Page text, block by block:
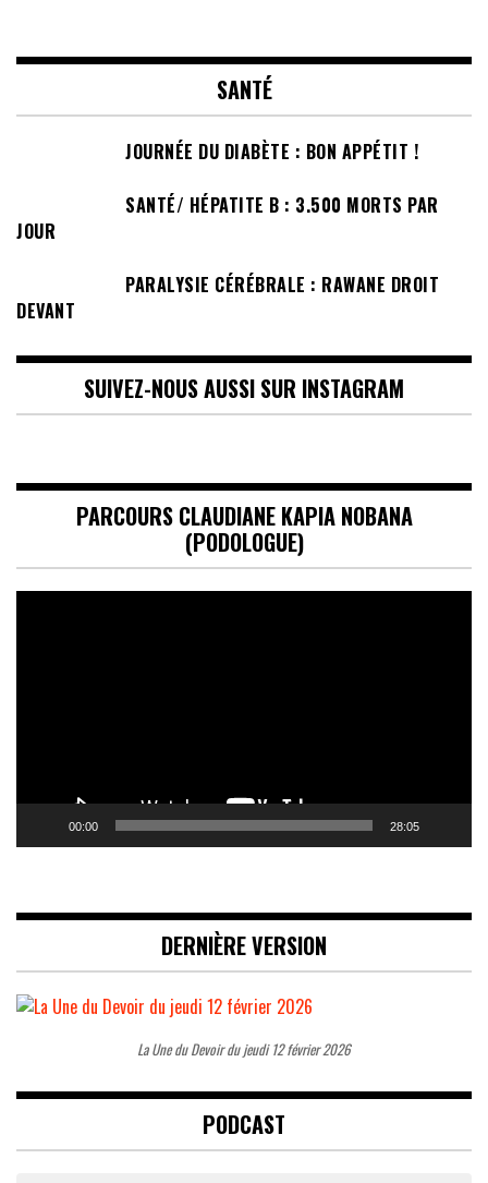
SANTÉ
JOURNÉE DU DIABÈTE : BON APPÉTIT !
SANTÉ/ HÉPATITE B : 3.500 MORTS PAR
JOUR
PARALYSIE CÉRÉBRALE : RAWANE DROIT
DEVANT
SUIVEZ-NOUS AUSSI SUR INSTAGRAM
PARCOURS CLAUDIANE KAPIA NOBANA
(PODOLOGUE)
00:00 28:05
DERNIÈRE VERSION
La Une du Devoir du jeudi 12 février 2026
PODCAST